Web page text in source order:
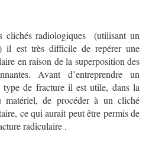
clichés radiologiques (utilisant un
il est très difficile de repérer une
en raison de la superposition des
Avant d’entreprendre un
type de fracture il est utile, dans la
matériel, de procéder à un cliché
ce qui aurait peut être permis de
radiculaire .